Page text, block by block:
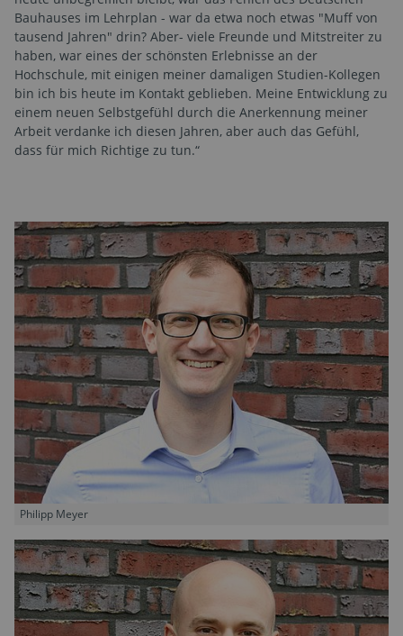
Bauhauses im Lehrplan - war da etwa noch etwas "Muff von
tausend Jahren" drin? Aber- viele Freunde und Mitstreiter zu
haben, war eines der schönsten Erlebnisse an der
Hochschule, mit einigen meiner damaligen Studien-Kollegen
bin ich bis heute im Kontakt geblieben. Meine Entwicklung zu
einem neuen Selbstgefühl durch die Anerkennung meiner
Arbeit verdanke ich diesen Jahren, aber auch das Gefühl,
dass für mich Richtige zu tun.“
Philipp Meyer